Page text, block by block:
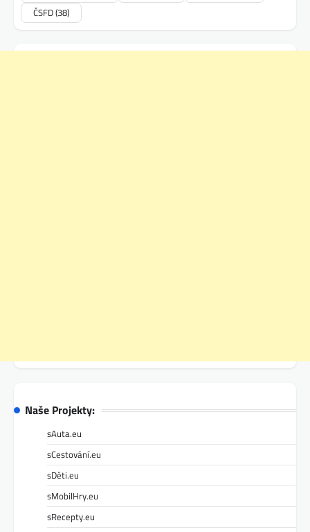
ČSFD(38)
Naše Projekty:
sAuta.eu
sCestování.eu
sDěti.eu
sMobilHry.eu
sRecepty.eu